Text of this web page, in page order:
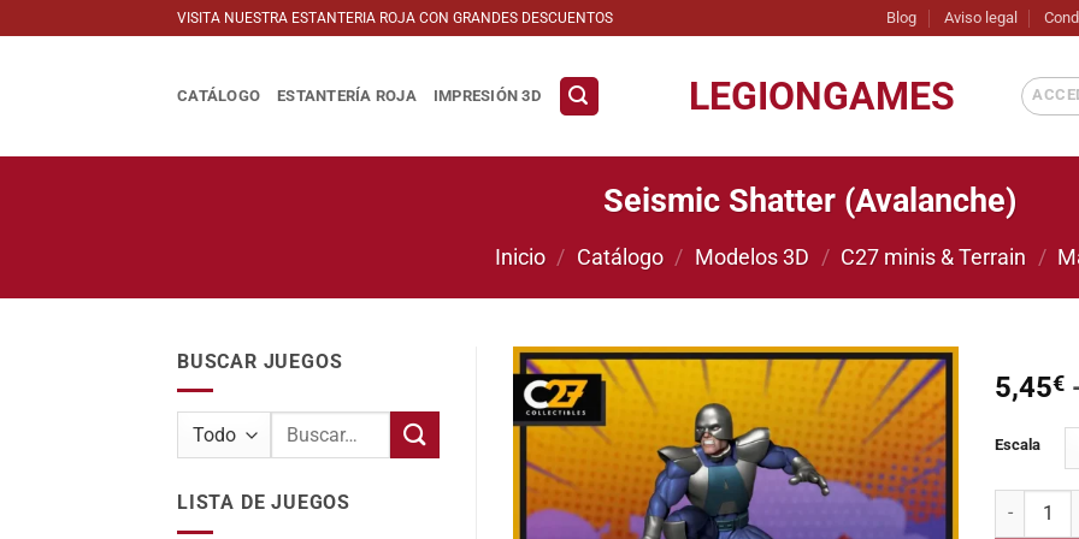
al
VISITA NUESTRA ESTANTERIA ROJA CON GRANDES DESCUENTOS Blog Aviso legal
LEGIONGAMES
CATÁLOGO ESTANTERÍA ROJA IMPRESIÓN 3D
Seismic Shatter (Avalanche)
Inicio / Catálogo / Modelos 3D / C27 minis & Terrain /
BUSCAR JUEGOS
Buscar
LISTA DE JUEGOS
Añadir
a la
lista de
deseos
5,45€
Escala
Seismic